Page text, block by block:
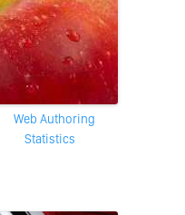
Web Authoring
Statistics